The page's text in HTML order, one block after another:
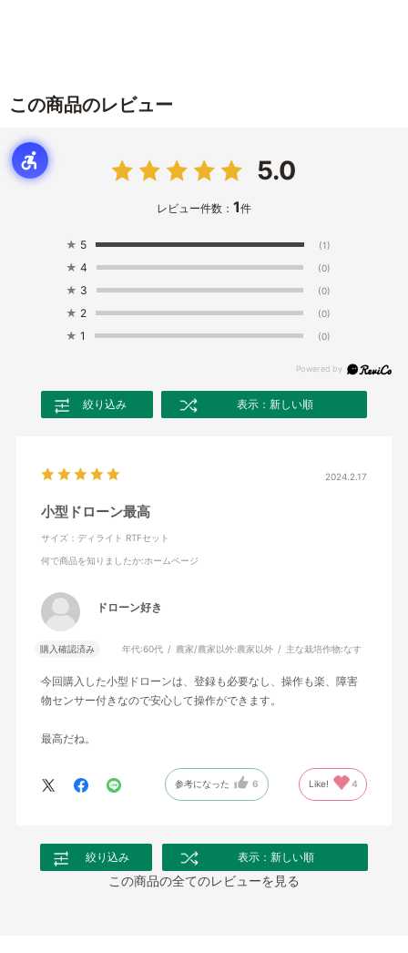
この商品のレビュー
5.0
レビュー件数： 1件
★ 5 (1)
★ 4 (0)
★ 3 (0)
★ 2 (0)
★ 1 (0)
絞り込み 表示：新しい順
2024.2.17
小型ドローン最高
サイズ：ディライト RTFセット
何で商品を知りましたか:ホームページ
ドローン好き
購入確認済み 年代:60代 農家/農家以外:農家以外 主な栽培作物:なす
今回購入した小型ドローンは、登録も必要なし、操作も楽、障害
物センサー付きなので安心して操作ができます。
最高だね。
参考になった 6 Like! 4
絞り込み 表示：新しい順
この商品の全てのレビューを見る